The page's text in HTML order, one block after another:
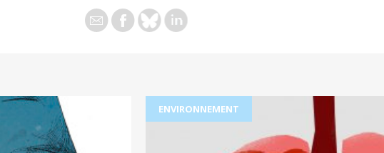
ENVIRONNEMENT